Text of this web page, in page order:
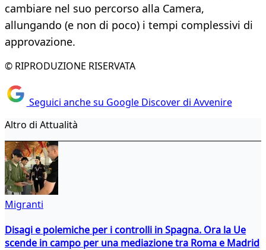
cambiare nel suo percorso alla Camera,
allungando (e non di poco) i tempi complessivi di
approvazione.
© RIPRODUZIONE RISERVATA
Seguici anche su Google Discover di Avvenire
Altro di Attualità
Migranti
Disagi e polemiche per i controlli in Spagna. Ora la Ue
scende in campo per una mediazione tra Roma e Madrid